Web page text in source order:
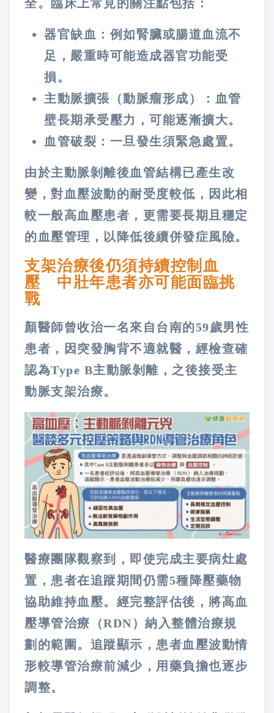
全。臨床上常見的關注點包括：
器官缺血：例如腎臟或腸道血流不
足，嚴重時可能造成器官功能受
損。
主動脈擴張（動脈瘤形成）：血管
壁長期承受壓力，可能逐漸擴大。
血管破裂：一旦發生須緊急處置。
由於主動脈剝離後血管結構已產生改
變，對血壓波動的耐受度較低，因此相
較一般高血壓患者，更需要長期且穩定
的血壓管理，以降低後續併發症風險。
支架治療後仍須持續控制血
壓 中壯年患者亦可能面臨挑
戰
顏醫師曾收治一名來自台南的59歲男性
患者，因突發胸背不適就醫，經檢查確
認為Type B主動脈剝離，之後接受主
動脈支架治療。
醫療團隊觀察到，即使完成主要病灶處
置，患者在追蹤期間仍需5種降壓藥物
協助維持血壓。經完整評估後，將高血
壓導管治療（RDN）納入整體治療規
劃的範圍。追蹤顯示，患者血壓波動情
形較導管治療前減少，用藥負擔也逐步
調整。